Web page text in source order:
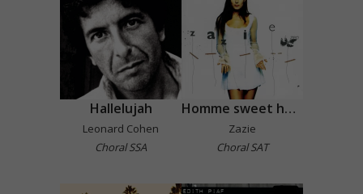
Hallelujah
Leonard Cohen
Choral SSA
Homme sweet homme
Zazie
Choral SAT